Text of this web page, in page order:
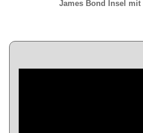
James Bond Insel mit